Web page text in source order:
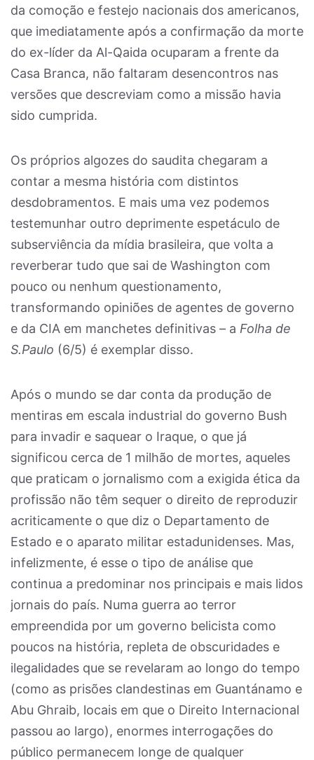
da comoção e festejo nacionais dos americanos,
que imediatamente após a confirmação da morte
do ex-líder da Al-Qaida ocuparam a frente da
Casa Branca, não faltaram desencontros nas
versões que descreviam como a missão havia
sido cumprida.
Os próprios algozes do saudita chegaram a
contar a mesma história com distintos
desdobramentos. E mais uma vez podemos
testemunhar outro deprimente espetáculo de
subserviência da mídia brasileira, que volta a
reverberar tudo que sai de Washington com
pouco ou nenhum questionamento,
transformando opiniões de agentes de governo
e da CIA em manchetes definitivas – a Folha de
S.Paulo (6/5) é exemplar disso.
Após o mundo se dar conta da produção de
mentiras em escala industrial do governo Bush
para invadir e saquear o Iraque, o que já
significou cerca de 1 milhão de mortes, aqueles
que praticam o jornalismo com a exigida ética da
profissão não têm sequer o direito de reproduzir
acriticamente o que diz o Departamento de
Estado e o aparato militar estadunidenses. Mas,
infelizmente, é esse o tipo de análise que
continua a predominar nos principais e mais lidos
jornais do país. Numa guerra ao terror
empreendida por um governo belicista como
poucos na história, repleta de obscuridades e
ilegalidades que se revelaram ao longo do tempo
(como as prisões clandestinas em Guantánamo e
Abu Ghraib, locais em que o Direito Internacional
passou ao largo), enormes interrogações do
público permanecem longe de qualquer